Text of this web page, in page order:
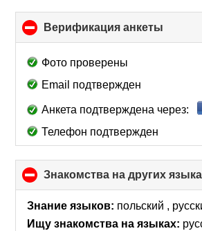
Верификация анкеты
to
Фото проверены
Email подтвержден
Анкета подтверждена через:
Телефон подтвержден
Знакомства на других
Знание языков: польский ,
Ищу знакомства на языках: